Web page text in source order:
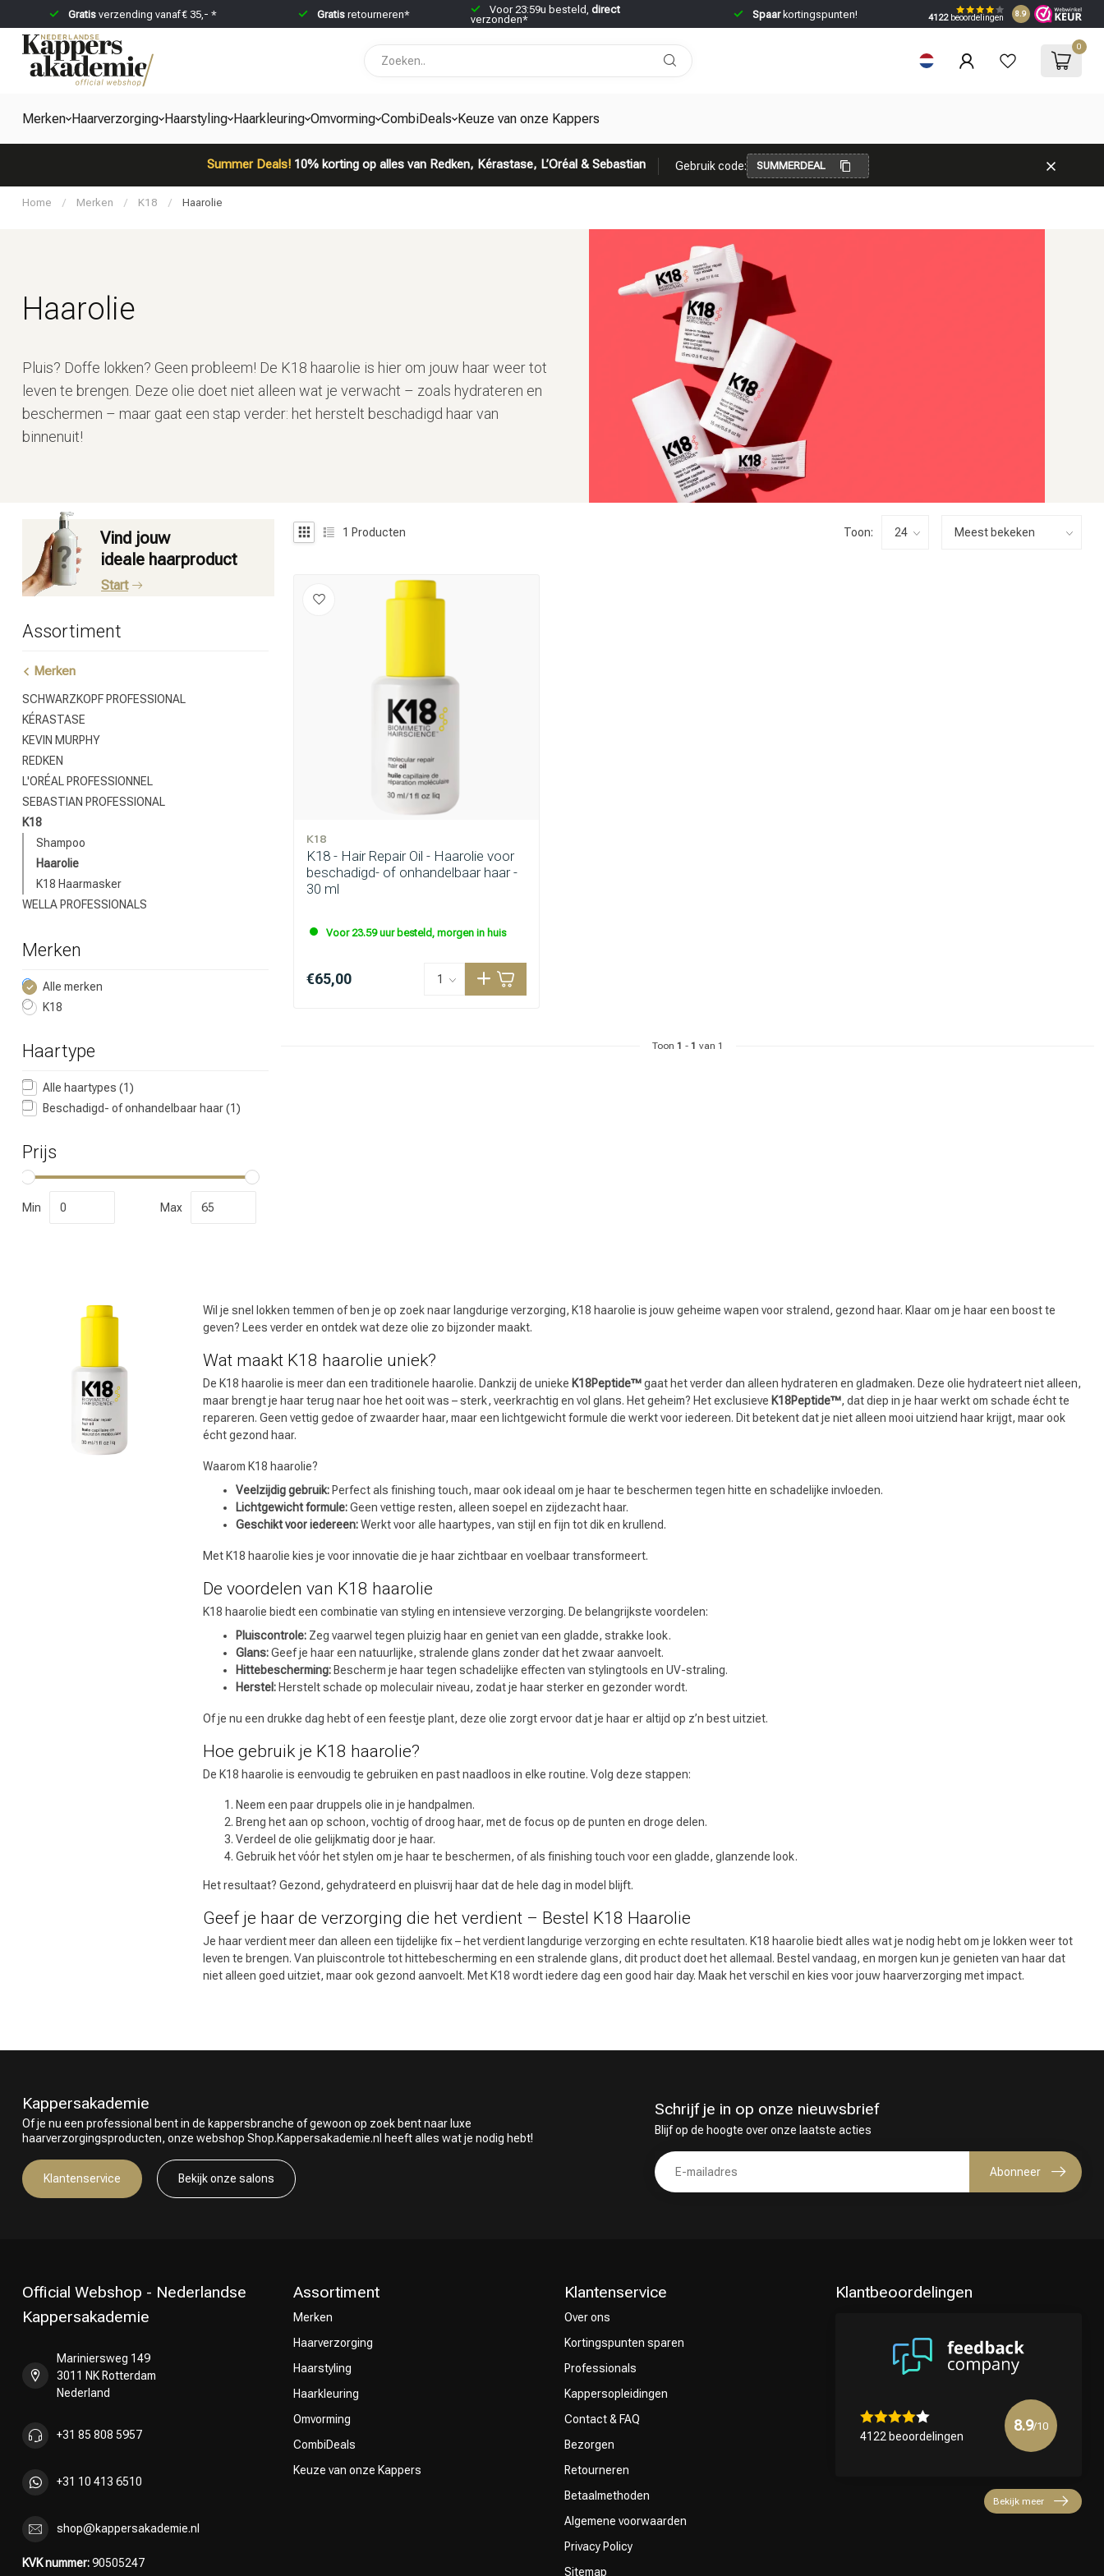
Gratisverzending vanaf € 35,- * Gratisretourneren* Voor 23:59u besteld, direct
verzonden*
Spaarkortingspunten! 4122beoordelingen 8.9
0
Merken Haarverzorging Haarstyling Haarkleuring Omvorming CombiDeals Keuze van onze Kappers
Summer Deals!10% korting op alles van Redken, Kérastase, L’Oréal & Sebastian Gebruik code: SUMMERDEAL
Welke categorie ben jij naar op zoek?
Merken Haarverzorging Haarstyling Haarkleuring
Keuze van onze
Kappers
Home / Merken / K18 / Haarolie
Haarolie
Pluis? Doffe lokken? Geen probleem! De K18 haarolie is hier om jouw haar weer tot
leven te brengen. Deze olie doet niet alleen wat je verwacht – zoals hydrateren en
beschermen – maar gaat een stap verder: het herstelt beschadigd haar van
binnenuit!
Vind jouw
ideale haarproduct
Start
Assortiment
Merken
SCHWARZKOPF PROFESSIONAL
KÉRASTASE
KEVIN MURPHY
REDKEN
L'ORÉAL PROFESSIONNEL
SEBASTIAN PROFESSIONAL
K18
Shampoo
Haarolie
K18 Haarmasker
WELLA PROFESSIONALS
Merken
Alle merken
K18
Haartype
Alle haartypes (1)
Beschadigd- of onhandelbaar haar(1)
Prijs
Min Max
1 Producten Toon:
K18
K18 - Hair Repair Oil - Haarolie voor
beschadigd- of onhandelbaar haar -
30 ml
Voor 23.59 uur besteld, morgen in huis
€65,00
Toon 1 - 1 van 1
Wil je snel lokken temmen of ben je op zoek naar langdurige verzorging, K18 haarolie is jouw geheime wapen voor stralend, gezond haar. Klaar om je haar een boost te
geven? Lees verder en ontdek wat deze olie zo bijzonder maakt.
Wat maakt K18 haarolie uniek?
De K18 haarolie is meer dan een traditionele haarolie. Dankzij de unieke K18Peptide™gaat het verder dan alleen hydrateren en gladmaken. Deze olie hydrateert niet alleen,
maar brengt je haar terug naar hoe het ooit was – sterk, veerkrachtig en vol glans. Het geheim? Het exclusieve K18Peptide™, dat diep in je haar werkt om schade écht te
repareren. Geen vettig gedoe of zwaarder haar, maar een lichtgewicht formule die werkt voor iedereen. Dit betekent dat je niet alleen mooi uitziend haar krijgt, maar ook
écht gezond haar.
Waarom K18 haarolie?
Veelzijdig gebruik: Perfect als finishing touch, maar ook ideaal om je haar te beschermen tegen hitte en schadelijke invloeden.
Lichtgewicht formule:Geen vettige resten, alleen soepel en zijdezacht haar.
Geschikt voor iedereen:Werkt voor alle haartypes, van stijl en fijn tot dik en krullend.
Met K18 haarolie kies je voor innovatie die je haar zichtbaar en voelbaar transformeert.
De voordelen van K18 haarolie
K18 haarolie biedt een combinatie van styling en intensieve verzorging. De belangrijkste voordelen:
Pluiscontrole: Zeg vaarwel tegen pluizig haar en geniet van een gladde, strakke look.
Glans:Geef je haar een natuurlijke, stralende glans zonder dat het zwaar aanvoelt.
Hittebescherming: Bescherm je haar tegen schadelijke effecten van stylingtools en UV-straling.
Herstel: Herstelt schade op moleculair niveau, zodat je haar sterker en gezonder wordt.
Of je nu een drukke dag hebt of een feestje plant, deze olie zorgt ervoor dat je haar er altijd op z’n best uitziet.
Hoe gebruik je K18 haarolie?
De K18 haarolie is eenvoudig te gebruiken en past naadloos in elke routine. Volg deze stappen:
Neem een paar druppels olie in je handpalmen.
Breng het aan op schoon, vochtig of droog haar, met de focus op de punten en droge delen.
Verdeel de olie gelijkmatig door je haar.
Gebruik het vóór het stylen om je haar te beschermen, of als finishing touch voor een gladde, glanzende look.
Het resultaat? Gezond, gehydrateerd en pluisvrij haar dat de hele dag in model blijft.
Geef je haar de verzorging die het verdient – Bestel K18 Haarolie
Je haar verdient meer dan alleen een tijdelijke fix – het verdient langdurige verzorging en echte resultaten. K18 haarolie biedt alles wat je nodig hebt om je lokken weer tot
leven te brengen. Van pluiscontrole tot hittebescherming en een stralende glans, dit product doet het allemaal. Bestel vandaag, en morgen kun je genieten van haar dat
niet alleen goed uitziet, maar ook gezond aanvoelt. Met K18 wordt iedere dag een good hair day. Maak het verschil en kies voor jouw haarverzorging met impact.
Kappersakademie
Of je nu een professional bent in de kappersbranche of gewoon op zoek bent naar luxe
haarverzorgingsproducten, onze webshop Shop.Kappersakademie.nl heeft alles wat je nodig hebt!
Klantenservice Bekijk onze salons
Schrijf je in op onze nieuwsbrief
Blijf op de hoogte over onze laatste acties
Abonneer
Official Webshop - Nederlandse
Kappersakademie
Mariniersweg 149
3011 NK Rotterdam
Nederland
+31 85 808 5957
+31 10 413 6510
shop@kappersakademie.nl
KVK nummer:90505247
Assortiment
Merken
Haarverzorging
Haarstyling
Haarkleuring
Omvorming
CombiDeals
Keuze van onze Kappers
Klantenservice
Over ons
Kortingspunten sparen
Professionals
Kappersopleidingen
Contact & FAQ
Bezorgen
Retourneren
Betaalmethoden
Algemene voorwaarden
Privacy Policy
Sitemap
Klantbeoordelingen
4122 beoordelingen
8.9/10
Bekijk meer